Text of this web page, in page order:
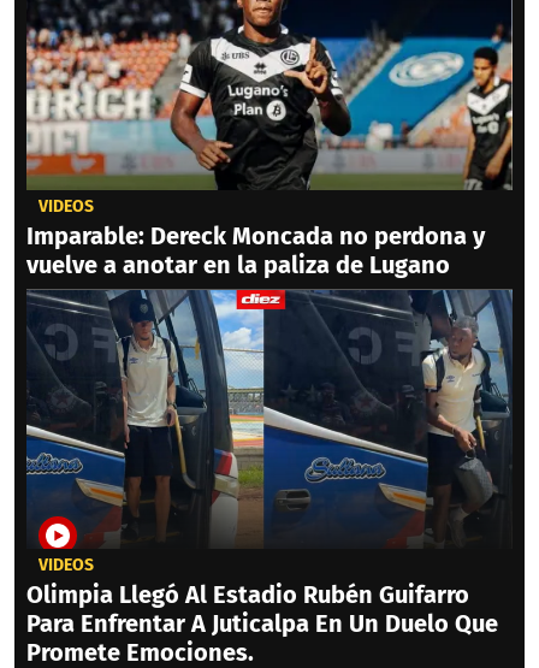
VIDEOS
Imparable: Dereck Moncada no perdona y
vuelve a anotar en la paliza de Lugano
VIDEOS
Olimpia Llegó Al Estadio Rubén Guifarro
Para Enfrentar A Juticalpa En Un Duelo Que
Promete Emociones.